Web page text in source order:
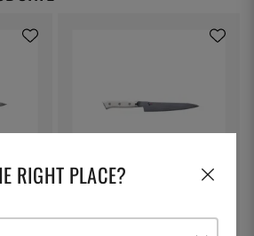
RIGHT PLACE?